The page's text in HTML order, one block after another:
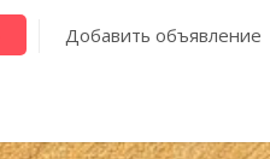
Добавить объявление